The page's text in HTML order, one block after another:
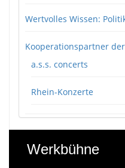
Wertvolles Wissen:
Kooperationspartner
a.s.s. concerts
Rhein-Konzerte
Werkbühne